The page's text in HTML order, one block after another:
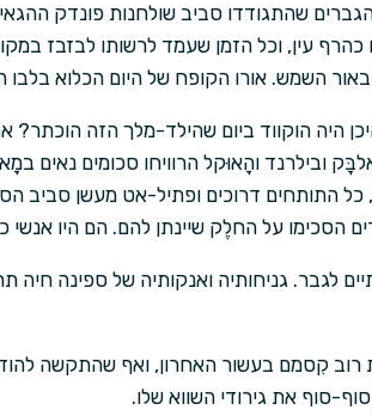
שהתגודדו סביב שולחנות פונדק
עין, וכל הזמן שעמד לרשותו לבזבז
השמש. אורו הקופח של היום הכלוא בלבו
היה הוקווד ביום שהילד-מלך הזה הוכתר?
ובילרנד והָאוּקל הרוויחו סכומים נאים
כל התותחים דרוכים ופתיל-אט מעשן סביב
הסכימו על החלֶק שיינתן להם. הם היו
לגבר. גניחותיה ואנקותיה של ספינה חיה
קִסמם בעשור האחרון, ואף שהתקשה
סוף את גירודי השווא שלו.